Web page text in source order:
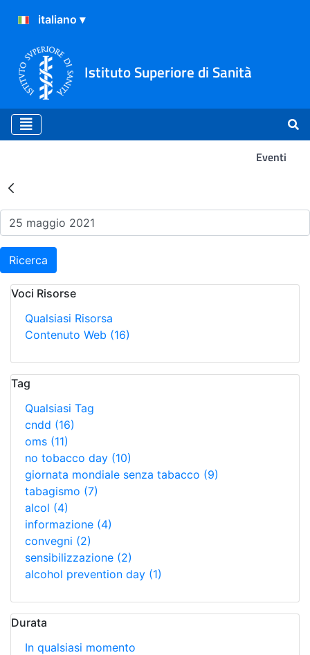
Istituto Superiore di Sanità
Eventi
Risultati della Ricerca -
Ricerca
Voci Risorse
Qualsiasi Risorsa
Contenuto Web (16)
Tag
Qualsiasi Tag
cndd (16)
oms (11)
no tobacco day (10)
giornata mondiale senza tabacco (9)
tabagismo (7)
alcol (4)
informazione (4)
convegni (2)
sensibilizzazione (2)
alcohol prevention day (1)
Durata
In qualsiasi momento